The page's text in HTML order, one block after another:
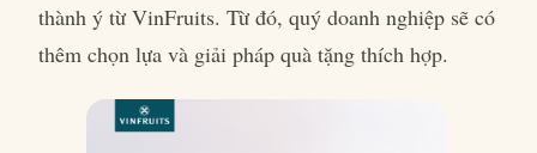
thành ý từ VinFruits. Từ đó, quý doanh nghiệp sẽ có
thêm chọn lựa và giải pháp quà tặng thích hợp.